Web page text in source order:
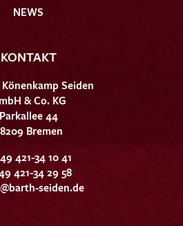
NEWS
KONTAKT
Seiden
& Co. KG
Parkallee 44
Bremen
421-34 10 41
421-34 29 58
seiden.de